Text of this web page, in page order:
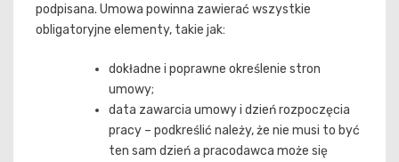
podpisana. Umowa powinna zawierać wszystkie
obligatoryjne elementy, takie jak:
dokładne i poprawne określenie stron
umowy;
data zawarcia umowy i dzień rozpoczęcia
pracy – podkreślić należy, że nie musi to być
ten sam dzień a pracodawca może się